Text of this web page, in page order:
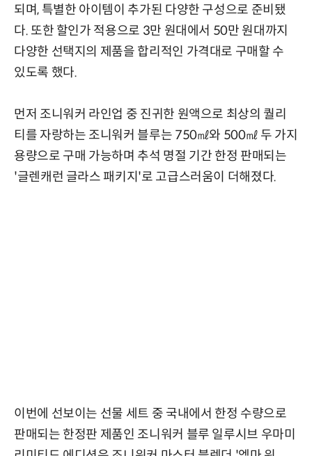
되며, 특별한 아이템이 추가된 다양한 구성으로 준비됐
다. 또한 할인가 적용으로 3만 원대에서 50만 원대까지
다양한 선택지의 제품을 합리적인 가격대로 구매할 수
있도록 했다.
먼저 조니워커 라인업 중 진귀한 원액으로 최상의 퀄리
티를 자랑하는 조니워커 블루는 750㎖와 500㎖ 두 가지
용량으로 구매 가능하며 추석 명절 기간 한정 판매되는
'글렌캐런 글라스 패키지'로 고급스러움이 더해졌다.
이번에 선보이는 선물 세트 중 국내에서 한정 수량으로
판매되는 한정판 제품인 조니워커 블루 일루시브 우마미